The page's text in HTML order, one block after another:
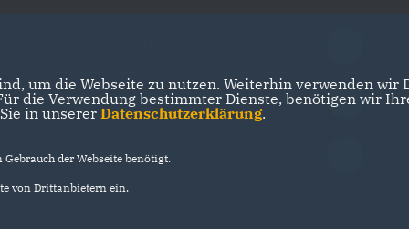
CDU in Niedersachsen
CDU Deutschland
um die Webseite zu nutzen. Weiterhin verwenden
die Verwendung bestimmter Dienste, benötigen wir
in unserer Datenschutzerklärung.
der Webseite benötigt.
von Drittanbietern ein.